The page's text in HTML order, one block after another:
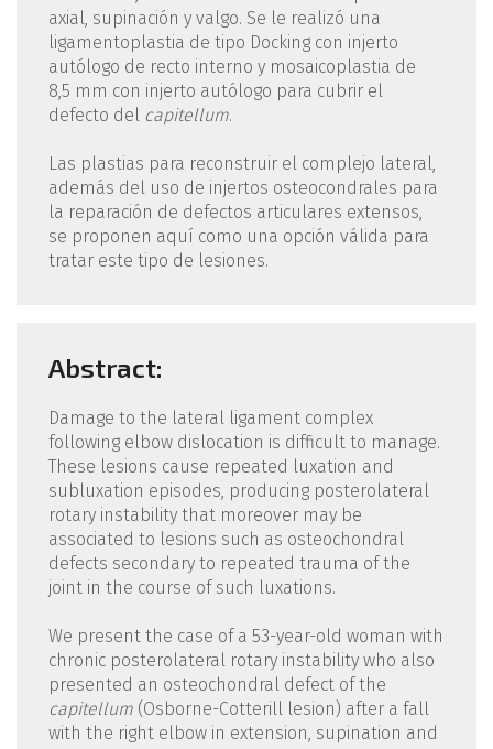
axial, supinación y valgo. Se le realizó una
ligamentoplastia de tipo Docking con injerto
autólogo de recto interno y mosaicoplastia de
8,5 mm con injerto autólogo para cubrir el
defecto del capitellum.
Las plastias para reconstruir el complejo lateral,
además del uso de injertos osteocondrales para
la reparación de defectos articulares extensos,
se proponen aquí como una opción válida para
tratar este tipo de lesiones.
Abstract:
Damage to the lateral ligament complex
following elbow dislocation is difficult to manage.
These lesions cause repeated luxation and
subluxation episodes, producing posterolateral
rotary instability that moreover may be
associated to lesions such as osteochondral
defects secondary to repeated trauma of the
joint in the course of such luxations.
We present the case of a 53-year-old woman with
chronic posterolateral rotary instability who also
presented an osteochondral defect of the
capitellum(Osborne-Cotterill lesion) after a fall
with the right elbow in extension, supination and